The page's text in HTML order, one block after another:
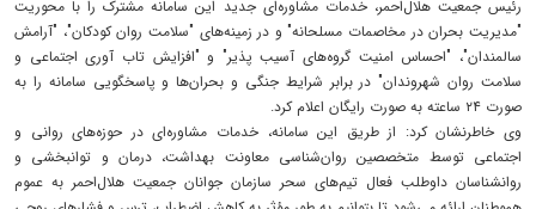
رئیس جمعیت هلال‌احمر، خدمات مشاوره‌ای جدید این سامانه مشترک را با محوریت
"مدیریت بحران در مخاصمات مسلحانه" و در زمینه‌های "سلامت روان کودکان"، "آرامش
سالمندان"، "احساس امنیت گروه‌های آسیب پذیر" و "افزایش تاب آوری اجتماعی و
سلامت روان شهروندان" در برابر شرایط جنگی و بحران‌ها و پاسخگویی سامانه را به
صورت ۲۴ ساعته به صورت رایگان اعلام کرد.
وی خاطرنشان کرد: از طریق این سامانه‌، خدمات مشاوره‌ای در حوزه‌های روانی و
اجتماعی توسط متخصصین روان‌شناسی معاونت بهداشت، درمان و توانبخشی و
روانشناسان داوطلب فعال تیم‌های سحر سازمان جوانان جمعیت هلال‌احمر به عموم